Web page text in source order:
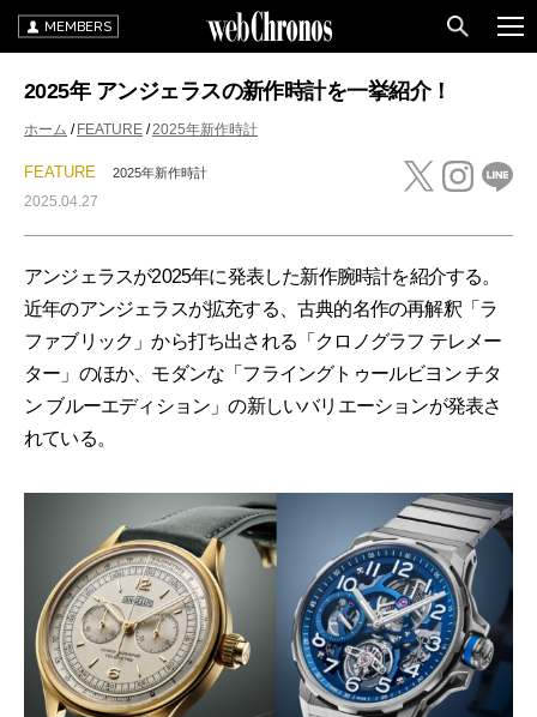
MEMBERS
2025年 アンジェラスの新作時計を一挙紹介！
ホーム FEATURE 2025年新作時計
FEATURE 2025年新作時計
2025.04.27
アンジェラスが2025年に発表した新作腕時計を紹介する。
近年のアンジェラスが拡充する、古典的名作の再解釈「ラ
ファブリック」から打ち出される「クロノグラフ テレメー
ター」のほか、モダンな「フライングトゥールビヨン チタ
ン ブルーエディション」の新しいバリエーションが発表さ
れている。